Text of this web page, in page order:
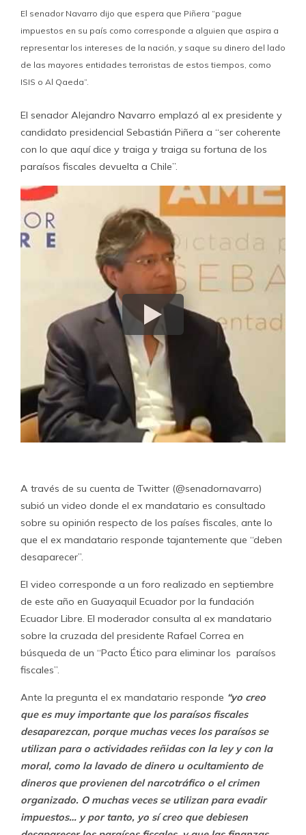
El senador Navarro dijo que espera que Piñera “pague
impuestos en su país como corresponde a alguien que aspira a
representar los intereses de la nación, y saque su dinero del lado
de las mayores entidades terroristas de estos tiempos, como
ISIS o Al Qaeda”.
El senador Alejandro Navarro emplazó al ex presidente y
candidato presidencial Sebastián Piñera a “ser coherente
con lo que aquí dice y traiga y traiga su fortuna de los
paraísos fiscales devuelta a Chile”.
A través de su cuenta de Twitter (@senadornavarro)
subió un video donde el ex mandatario es consultado
sobre su opinión respecto de los países fiscales, ante lo
que el ex mandatario responde tajantemente que “deben
desaparecer”.
El video corresponde a un foro realizado en septiembre
de este año en Guayaquil Ecuador por la fundación
Ecuador Libre. El moderador consulta al ex mandatario
sobre la cruzada del presidente Rafael Correa en
búsqueda de un “Pacto Ético para eliminar los paraísos
fiscales”.
Ante la pregunta el ex mandatario responde “yo creo
que es muy importante que los paraísos fiscales
desaparezcan, porque muchas veces los paraísos se
utilizan para o actividades reñidas con la ley y con la
moral, como la lavado de dinero u ocultamiento de
dineros que provienen del narcotráfico o el crimen
organizado. O muchas veces se utilizan para evadir
impuestos… y por tanto, yo sí creo que debiesen